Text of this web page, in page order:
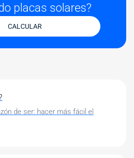
placas solares?
CALCULAR
de ser: hacer más fácil el